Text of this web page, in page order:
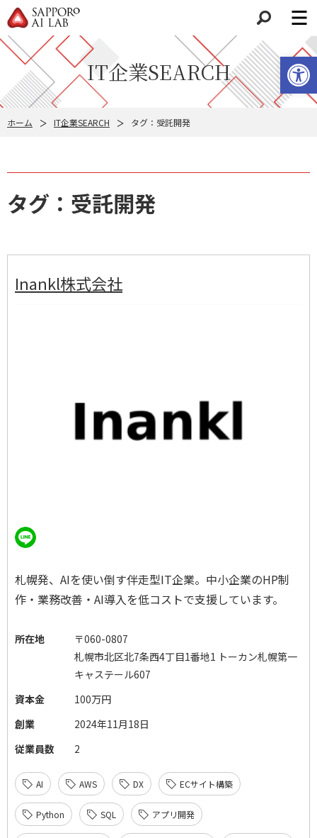
ツールバーを開く
検索
IT企業SEARCH
ホーム IT企業SEARCH タグ：受託開発
タグ：受託開発
Inankl株式会社
札幌発、AIを使い倒す伴走型IT企業。中小企業のHP制
作・業務改善・AI導入を低コストで支援しています。
所在地
〒060-0807
札幌市北区北7条西4丁目1番地1 トーカン札幌第一
キャステール607
資本金
100万円
創業
2024年11月18日
従業員数
2
AI AWS DX ECサイト構築
Python SQL アプリ開発